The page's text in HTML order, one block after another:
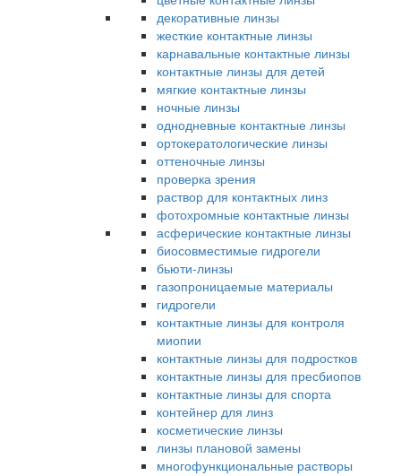
декоративные линзы
жесткие контактные линзы
карнавальные контактные линзы
контактные линзы для детей
мягкие контактные линзы
ночные линзы
однодневные контактные линзы
ортокератологические линзы
оттеночные линзы
проверка зрения
раствор для контактных линз
фотохромные контактные линзы
асферические контактные линзы
биосовместимые гидрогели
бьюти-линзы
газопроницаемые материалы
гидрогели
контактные линзы для контроля
миопии
контактные линзы для подростков
контактные линзы для пресбиопов
контактные линзы для спорта
контейнер для линз
косметические линзы
линзы плановой замены
многофункциональные растворы